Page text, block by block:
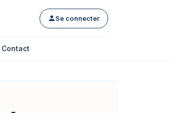
Se connecter
Contact